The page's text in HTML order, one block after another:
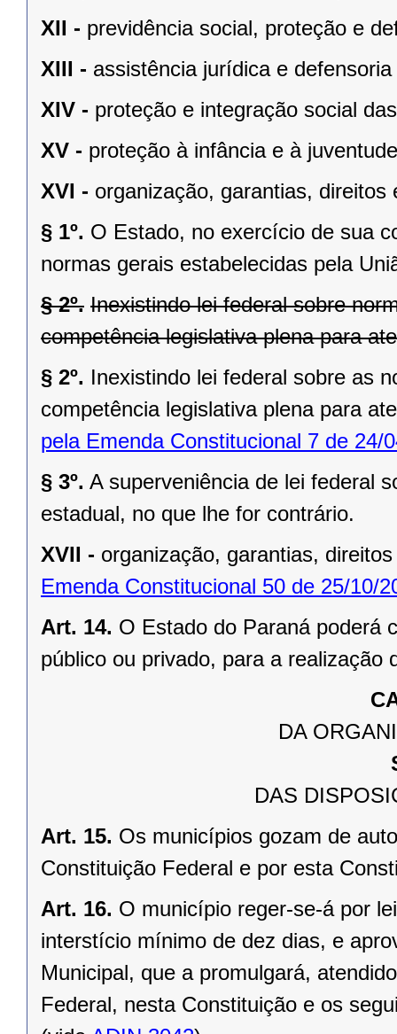
XII - previdência social, proteção e
XIII - assistência jurídica e
XIV - proteção e integração social
XV - proteção à infância e à
XVI - organização, garantias,
§ 1º. O Estado, no exercício de sua
normas gerais estabelecidas pela
§ 2º. Inexistindo lei federal sobre
competência legislativa plena para
§ 2º. Inexistindo lei federal sobre as
competência legislativa plena para
pela Emenda Constitucional 7 de 24/
§ 3º. A superveniência de lei federal
estadual, no que lhe for contrário.
XVII - organização, garantias,
Emenda Constitucional 50 de 25/10/
Art. 14. O Estado do Paraná poderá
público ou privado, para a realização
DA
DAS
Art. 15. Os municípios gozam de
Constituição Federal e por esta
Art. 16. O município reger-se-á por
interstício mínimo de dez dias, e
Municipal, que a promulgará,
Federal, nesta Constituição e os